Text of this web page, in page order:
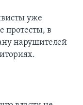
уже
протесты, в
нарушителей